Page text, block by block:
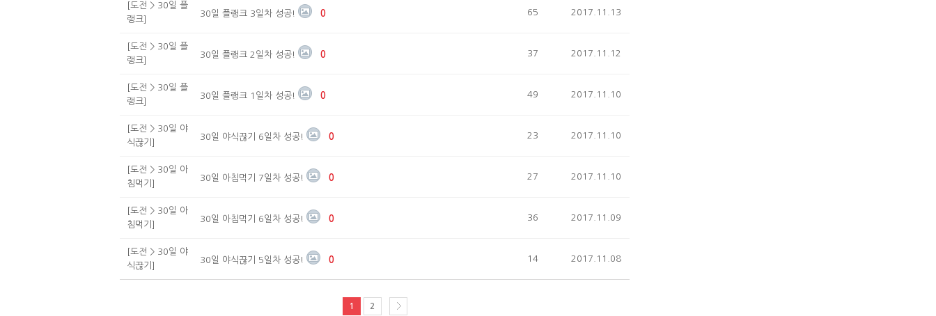
[도전 > 30일 플
랭크]
30일 플랭크 3일차 성공! 0 65 2017.11.13
[도전 > 30일 플
랭크]
30일 플랭크 2일차 성공! 0 37 2017.11.12
[도전 > 30일 플
랭크]
30일 플랭크 1일차 성공! 0 49 2017.11.10
[도전 > 30일 야
식끊기]
30일 야식끊기 6일차 성공! 0 23 2017.11.10
[도전 > 30일 아
침먹기]
30일 아침먹기 7일차 성공! 0 27 2017.11.10
[도전 > 30일 아
침먹기]
30일 아침먹기 6일차 성공! 0 36 2017.11.09
[도전 > 30일 야
식끊기]
30일 야식끊기 5일차 성공! 0 14 2017.11.08
1 2